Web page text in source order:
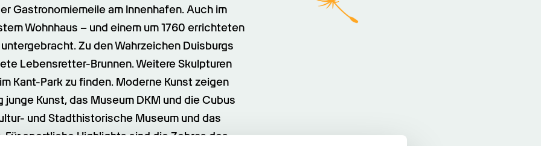
Gastronomiemeile am Innenhafen. Auch im
Wohnhaus – und einem um 1760 errichteten
Zu den Wahrzeichen Duisburgs
Lebensretter-Brunnen. Weitere Skulpturen
Kant-Park zu finden. Moderne Kunst zeigen
Kunst, das Museum DKM und die Cubus
und Stadthistorische Museum und das
sportliche Highlights sind die Zebras des